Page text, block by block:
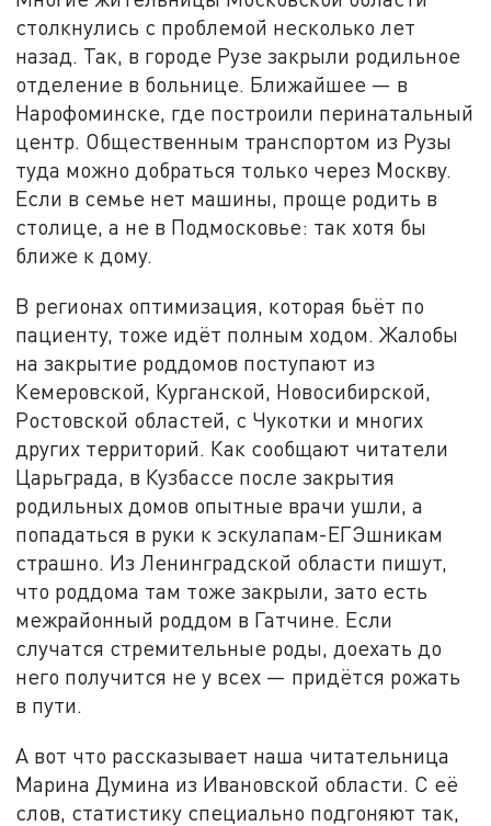
столкнулись с проблемой несколько лет
назад. Так, в городе Рузе закрыли родильное
отделение в больнице. Ближайшее — в
Нарофоминске, где построили перинатальный
центр. Общественным транспортом из Рузы
туда можно добраться только через Москву.
Если в семье нет машины, проще родить в
столице, а не в Подмосковье: так хотя бы
ближе к дому.
В регионах оптимизация, которая бьёт по
пациенту, тоже идёт полным ходом. Жалобы
на закрытие роддомов поступают из
Кемеровской, Курганской, Новосибирской,
Ростовской областей, с Чукотки и многих
других территорий. Как сообщают читатели
Царьграда, в Кузбассе после закрытия
родильных домов опытные врачи ушли, а
попадаться в руки к эскулапам-ЕГЭшникам
страшно. Из Ленинградской области пишут,
что роддома там тоже закрыли, зато есть
межрайонный роддом в Гатчине. Если
случатся стремительные роды, доехать до
него получится не у всех — придётся рожать
в пути.
А вот что рассказывает наша читательница
Марина Думина из Ивановской области. С её
слов, статистику специально подгоняют так,